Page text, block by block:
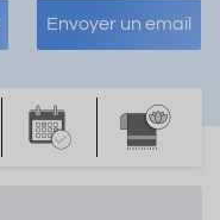
Envoyer un email